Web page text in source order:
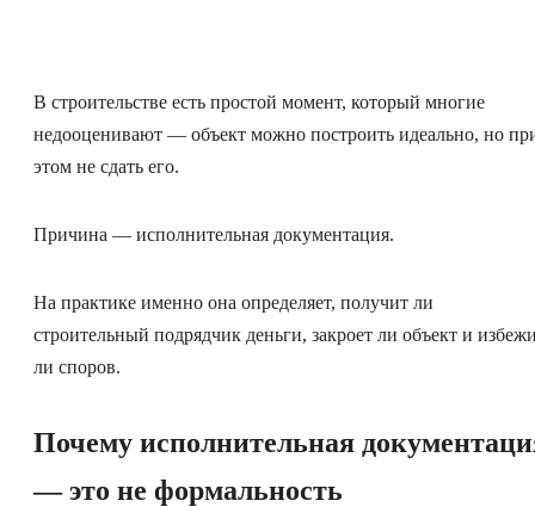
В строительстве есть простой момент, который многие
недооценивают — объект можно построить идеально, но
этом не сдать его.
Причина — исполнительная документация.
На практике именно она определяет, получит ли
строительный подрядчик деньги, закроет ли объект и
ли споров.
Почему исполнительная
— это не формальность